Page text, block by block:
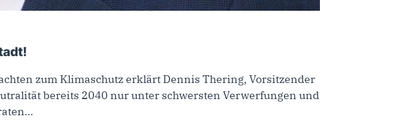
zum Klimaschutz erklärt Dennis Thering, Vorsitzender
bereits 2040 nur unter schwersten Verwerfungen und